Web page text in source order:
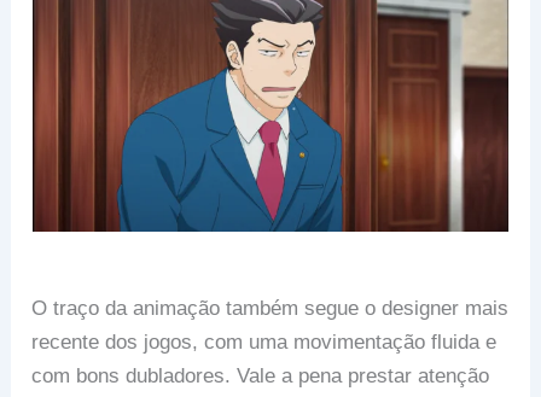
O traço da animação também segue o designer mais
recente dos jogos, com uma movimentação fluida e
com bons dubladores. Vale a pena prestar atenção